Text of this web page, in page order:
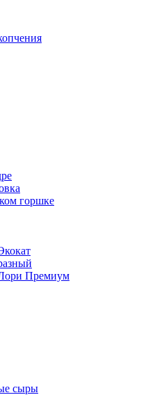
горшке
Премиум
сыры